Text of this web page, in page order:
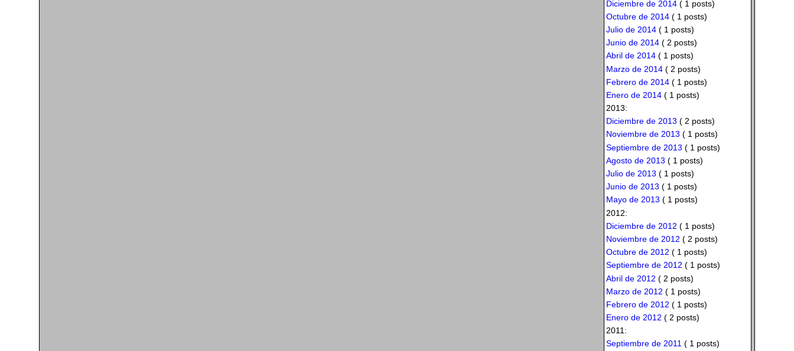
Diciembre de 2014( 1 posts)
Octubre de 2014( 1 posts)
Julio de 2014( 1 posts)
Junio de 2014( 2 posts)
Abril de 2014( 1 posts)
Marzo de 2014( 2 posts)
Febrero de 2014( 1 posts)
Enero de 2014( 1 posts)
2013:
Diciembre de 2013 ( 2 posts)
Noviembre de 2013 ( 1 posts)
Septiembre de 2013 ( 1 posts)
Agosto de 2013 ( 1 posts)
Julio de 2013 ( 1 posts)
Junio de 2013 ( 1 posts)
Mayo de 2013 ( 1 posts)
2012:
Diciembre de 2012 ( 1 posts)
Noviembre de 2012 ( 2 posts)
Octubre de 2012 ( 1 posts)
Septiembre de 2012 ( 1 posts)
Abril de 2012 ( 2 posts)
Marzo de 2012 ( 1 posts)
Febrero de 2012 ( 1 posts)
Enero de 2012 ( 2 posts)
2011:
Septiembre de 2011( 1 posts)